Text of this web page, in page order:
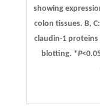
showing
colon tissues. B, C
claudin-1
blotting. *P